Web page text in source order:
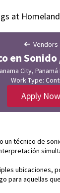
at
Vendors
en
City,
Work Type:
Apply Now
un técnico de
ubicaciones,
para aquellas